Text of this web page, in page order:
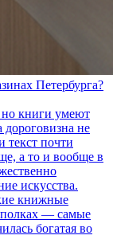
Петербурга?
книги умеют
дороговизна не
почти
а то и вообще в
искусства.
книжные
полках — самые
богатая во